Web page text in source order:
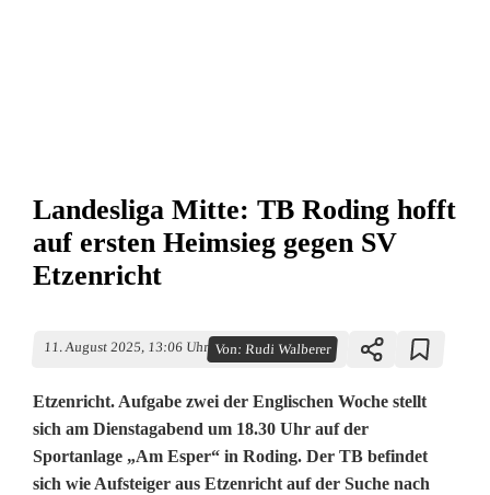
Landesliga Mitte: TB Roding hofft
auf ersten Heimsieg gegen SV
Etzenricht
11. August 2025, 13:06 Uhr Von:Rudi Walberer
Etzenricht. Aufgabe zwei der Englischen Woche stellt
sich am Dienstagabend um 18.30 Uhr auf der
Sportanlage „Am Esper“ in Roding. Der TB befindet
sich wie Aufsteiger aus Etzenricht auf der Suche nach